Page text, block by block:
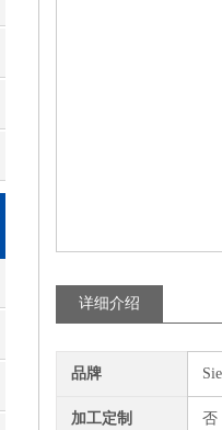
详细介绍
品牌
加工定制 否